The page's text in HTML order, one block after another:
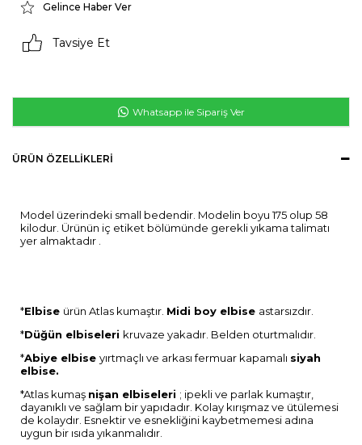
Gelince Haber Ver
Tavsiye Et
Whatsapp ile Sipariş Ver
ÜRÜN ÖZELLIKLERI
Model üzerindeki small bedendir. Modelin boyu 175 olup 58
kilodur. Ürünün iç etiket bölümünde gerekli yıkama talimatı
yer almaktadır .
*Elbise ürün Atlas kumaştır. Midi boy elbise astarsızdır.
*Düğün elbiseleri kruvaze yakadır. Belden oturtmalıdır.
*Abiye elbise yırtmaçlı ve arkası fermuar kapamalı siyah
elbise.
*Atlas kumaş nişan elbiseleri ; ipekli ve parlak kumaştır,
dayanıklı ve sağlam bir yapıdadır. Kolay kırışmaz ve ütülemesi
de kolaydır. Esnektir ve esnekliğini kaybetmemesi adına
uygun bir ısıda yıkanmalıdır.